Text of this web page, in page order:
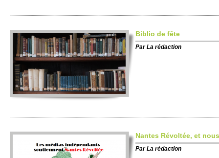
Bi­blio de fête
ParLa rédaction
Nantes Révoltée, et
ParLa rédaction